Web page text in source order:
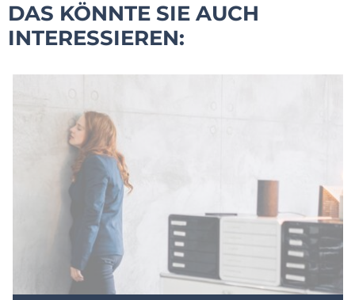
DAS KÖNNTE SIE AUCH
INTERESSIEREN: